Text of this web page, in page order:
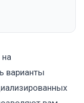
варианты